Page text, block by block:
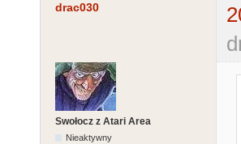
drac030
Swołocz z Atari Area
Nieaktywny